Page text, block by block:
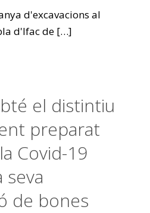
d'excavacions al
d'Ifac de […]
el distintiu
preparat
Covid-19
seva
de bones